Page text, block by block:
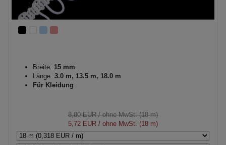
Breite: 15 mm
Länge: 3.0 m, 13.5 m, 18.0 m
Für Kleidung
8,80 EUR/ ohne MwSt. (18 m)
5,72 EUR / ohne MwSt. (18 m)